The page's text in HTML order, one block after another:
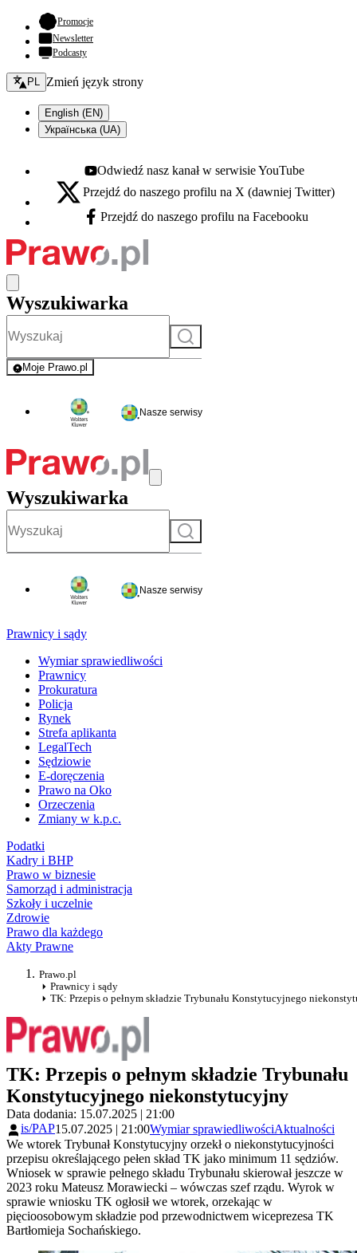
Promocje- otwiera się w nowej karcie
Newsletter
Podcasty
Zmień język - bieżący:
PL Zmień język strony
English (EN)
Українська (UA)
Youtube - otwiera się w nowej karcie
Odwiedź nasz kanał w serwisie YouTube
X - otwiera się w nowej karcie
Przejdź do naszego profilu na X (dawniej Twitter)
Facebook - otwiera się w nowej karcie
Przejdź do naszego profilu na Facebooku
Wyszukiwarka
Szukaj
Moje Prawo.pl
- rejestracja i logowanie do serwisu
Nasze serwisy
Wyszukiwarka
Szukaj
Nasze serwisy
Prawnicy i sądy
Wymiar sprawiedliwości
Prawnicy
Prokuratura
Policja
Rynek
Strefa aplikanta
LegalTech
Sędziowie
E-doręczenia
Prawo na Oko
Orzeczenia
Zmiany w k.p.c.
Podatki
Kadry i BHP
Prawo w biznesie
Samorząd i administracja
Szkoły i uczelnie
Zdrowie
Prawo dla każdego
Akty Prawne
Prawo.pl
Prawnicy i sądy
TK: Przepis o pełnym składzie Trybunału Konstytucyjnego
TK: Przepis o pełnym składzie Trybunału
Konstytucyjnego niekonstytucyjny
Data dodania: 15.07.2025 | 21:00
is/PAP15.07.2025 | 21:00Wymiar sprawiedliwościAktualności
We wtorek Trybunał Konstytucyjny orzekł o niekonstytucyjności
przepisu określającego pełen skład TK jako minimum 11 sędziów.
Wniosek w sprawie pełnego składu Trybunału skierował jeszcze w
2023 roku Mateusz Morawiecki – wówczas szef rządu. Wyrok w
sprawie wniosku TK ogłosił we wtorek, orzekając w
pięcioosobowym składzie pod przewodnictwem wiceprezesa TK
Bartłomieja Sochańskiego.